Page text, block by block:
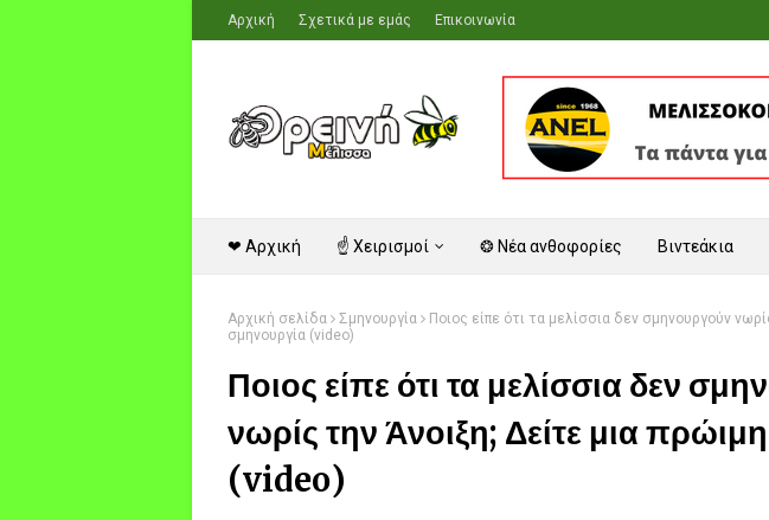
Αρχική Σχετικά με εμάς Επικοινωνία
❤ Αρχική ☝ Χειρισμοί ❂ Νέα ανθοφορίες Βιντεάκια
Αρχική σελίδα Σμηνουργία
Ποιος είπε ότι τα μελίσσια δεν σμηνουργούν
σμηνουργία (video)
Ποιος είπε ότι τα μελίσσια δεν
νωρίς την Άνοιξη; Δείτε μια
(video)